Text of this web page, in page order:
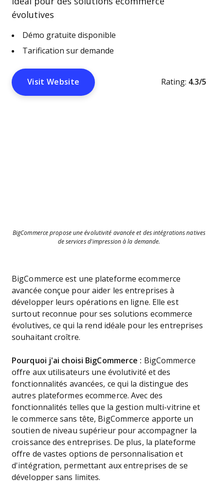
évolutives
Démo gratuite disponible
Tarification sur demande
Visit Website Rating: 4.3/5
BigCommerce propose une évolutivité avancée et des intégrations natives
de services d'impression à la demande.
BigCommerce est une plateforme ecommerce
avancée conçue pour aider les entreprises à
développer leurs opérations en ligne. Elle est
surtout reconnue pour ses solutions ecommerce
évolutives, ce qui la rend idéale pour les entreprises
souhaitant croître.
Pourquoi j'ai choisi BigCommerce : BigCommerce
offre aux utilisateurs une évolutivité et des
fonctionnalités avancées, ce qui la distingue des
autres plateformes ecommerce. Avec des
fonctionnalités telles que la gestion multi-vitrine et
le commerce sans tête, BigCommerce apporte un
soutien de niveau supérieur pour accompagner la
croissance des entreprises. De plus, la plateforme
offre de vastes options de personnalisation et
d'intégration, permettant aux entreprises de se
développer sans limites.